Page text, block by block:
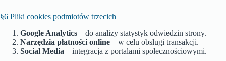
§6 Pliki cookies podmiotów trzecich
Google Analytics – do analizy statystyk odwiedzin strony.
Narzędzia płatności online – w celu obsługi transakcji.
Social Media – integracja z portalami społecznościowymi.